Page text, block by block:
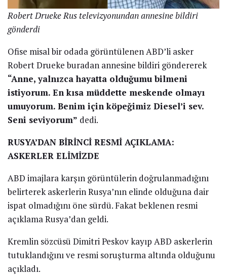
Robert Drueke Rus televizyonundan annesine bildiri
gönderdi
Ofise misal bir odada görüntülenen ABD’li asker
Robert Drueke buradan annesine bildiri göndererek
“Anne, yalnızca hayatta olduğumu bilmeni
istiyorum. En kısa müddette meskende olmayı
umuyorum. Benim için köpeğimiz Diesel’i sev.
Seni seviyorum” dedi.
RUSYA’DAN BİRİNCİ RESMİ AÇIKLAMA:
ASKERLER ELİMİZDE
ABD imajlara karşın görüntülerin doğrulanmadığını
belirterek askerlerin Rusya’nın elinde olduğuna dair
ispat olmadığını öne sürdü. Fakat beklenen resmi
açıklama Rusya’dan geldi.
Kremlin sözcüsü Dimitri Peskov kayıp ABD askerlerin
tutuklandığını ve resmi soruşturma altında olduğunu
açıkladı.